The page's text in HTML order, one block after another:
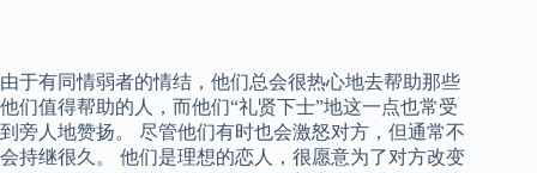
由于有同情弱者的情结，他们总会很热心地去帮助那些
他们值得帮助的人，而他们“礼贤下士”地这一点也常受
到旁人地赞扬。 尽管他们有时也会激怒对方，但通常不
会持继很久。 他们是理想的恋人，很愿意为了对方改变